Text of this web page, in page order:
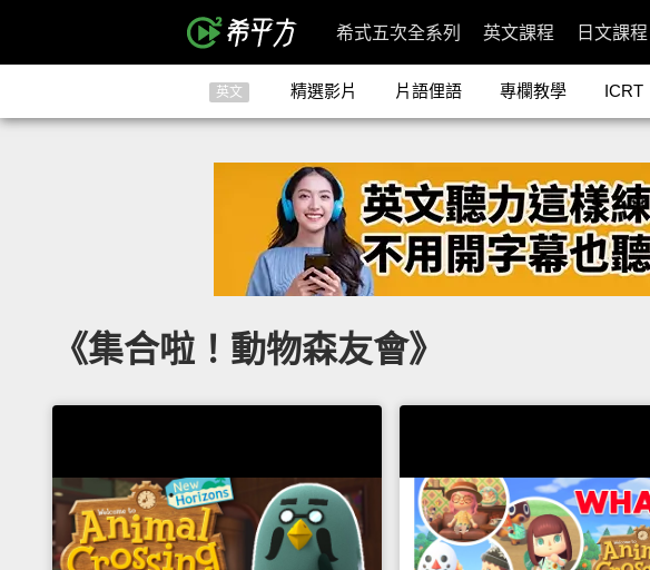
希式五次全系列 英文課程 日文課程
英文 精選影片 片語俚語 專欄教學 ICRT
《集合啦！動物森友會》